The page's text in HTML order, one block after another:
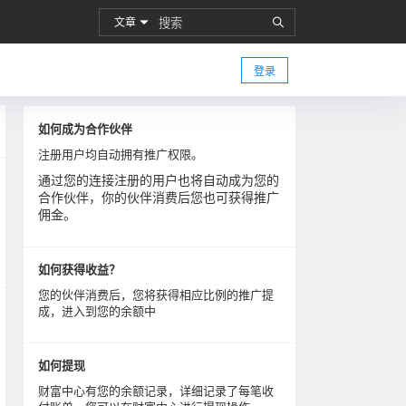
文章
登录
如何成为合作伙伴
注册用户均自动拥有推广权限。
通过您的连接注册的用户也将自动成为您的
合作伙伴，你的伙伴消费后您也可获得推广
佣金。
如何获得收益？
您的伙伴消费后，您将获得相应比例的推广提
成，进入到您的余额中
如何提现
财富中心有您的余额记录，详细记录了每笔收